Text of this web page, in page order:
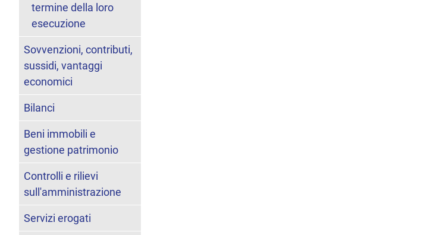
termine della loro
esecuzione
Sovvenzioni, contributi,
sussidi, vantaggi
economici
Bilanci
Beni immobili e
gestione patrimonio
Controlli e rilievi
sull'amministrazione
Servizi erogati